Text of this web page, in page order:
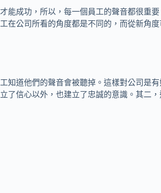
能成功，所以，每一個員工的聲音都很重
在公司所看的角度都是不同的，而從新角
知道他們的聲音會被聽掉。這樣對公司是
了信心以外，也建立了忠誠的意識。其二